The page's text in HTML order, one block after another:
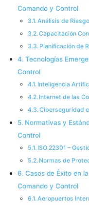
Comando y Control
Análisis de
Capacitación
Planificación de
Tecnologías
Control
Inteligencia
Internet de las
Ciberseguridad
Normativas y
Control
ISO 22301 –
Normas de
Casos de Éxito en
Comando y Control
Aeropuertos